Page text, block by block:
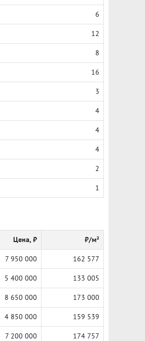
6
12
8
16
3
4
4
4
2
1
Цена, ₽ ₽/м²
7 950 000 162 577
5 400 000 133 005
8 650 000 173 000
4 850 000 159 539
7 200 000 174 757